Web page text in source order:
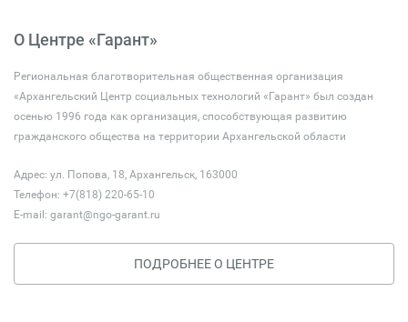
О Центре «Гарант»
Региональная благотворительная общественная организация
«Архангельский Центр социальных технологий «Гарант» был создан
осенью 1996 года как организация, способствующая развитию
гражданского общества на территории Архангельской области
Адрес: ул. Попова, 18, Архангельск, 163000
Телефон: +7(818) 220-65-10
E-mail: garant@ngo-garant.ru
ПОДРОБНЕЕ О ЦЕНТРЕ